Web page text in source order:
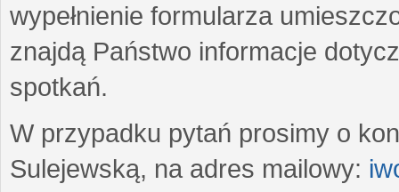
wypełnienie formularza
znajdą Państwo informacje
spotkań.
W przypadku pytań prosimy o
Sulejewską, na adres mailowy: